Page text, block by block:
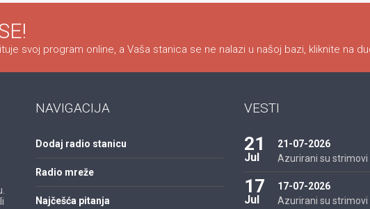
svoj program online, a Vaša stanica se ne nalazi u našoj bazi, kliknite na
NAVIGACIJA
Dodaj radio stanicu
Radio mreže
Najčešća pitanja
VESTI
21
Jul
21-07-2026
Azurirani su strimovi
17
Jul
17-07-2026
Azurirani su strimovi